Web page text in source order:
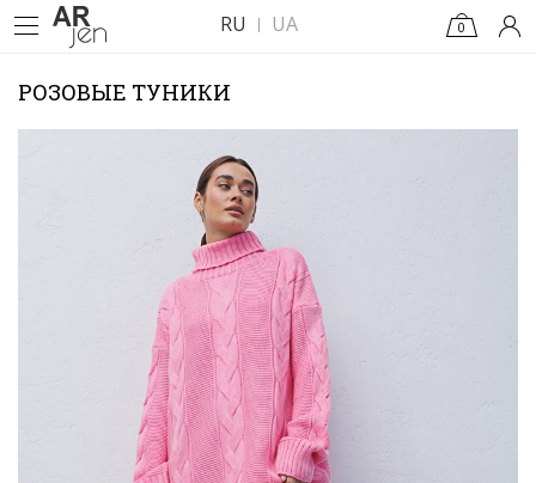
RU UA 0
РОЗОВЫЕ ТУНИКИ